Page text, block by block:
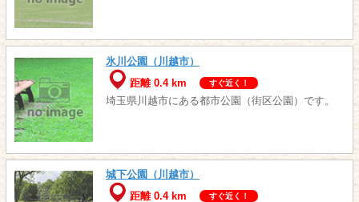
氷川公園（川越市）
距離 0.4 km
すぐ近く！
埼玉県川越市にある都市公園（街区公園）です。
城下公園（川越市）
距離 0.4 km
すぐ近く！